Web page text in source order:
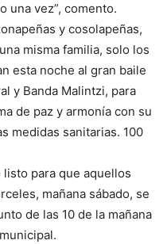
una vez”, comento.
y cosolapeñas,
misma familia, solo los
esta noche al gran baile
y Banda Malintzi, para
de paz y armonía con su
medidas sanitarias. 100
para que aquellos
mañana sábado, se
de las 10 de la mañana